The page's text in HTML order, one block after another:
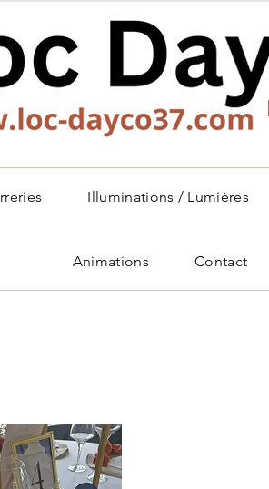
Illuminations / Lumières
Animations Contact